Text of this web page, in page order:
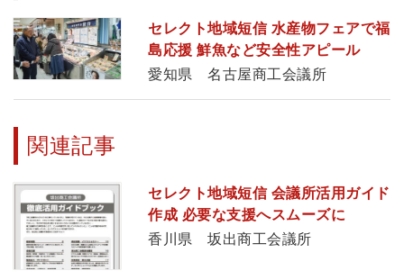
セレクト地域短信 水産物フェアで福
島応援 鮮魚など安全性アピール
愛知県 名古屋商工会議所
関連記事
セレクト地域短信 会議所活用ガイド
作成 必要な支援へスムーズに
香川県 坂出商工会議所